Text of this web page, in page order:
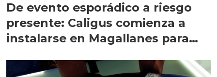
De evento esporádico a riesgo
presente: Caligus comienza a
instalarse en Magallanes para